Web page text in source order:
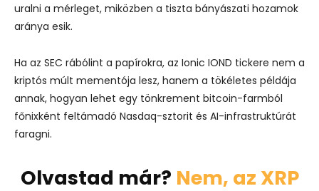
uralni a mérleget, miközben a tiszta bányászati hozamok
aránya esik.
Ha az SEC rábólint a papírokra, az Ionic IOND tickere nem a
kriptós múlt mementója lesz, hanem a tökéletes példája
annak, hogyan lehet egy tönkrement bitcoin-farmból
főnixként feltámadó Nasdaq-sztorit és AI-infrastruktúrát
faragni.
Olvastad már? Nem, az XRP